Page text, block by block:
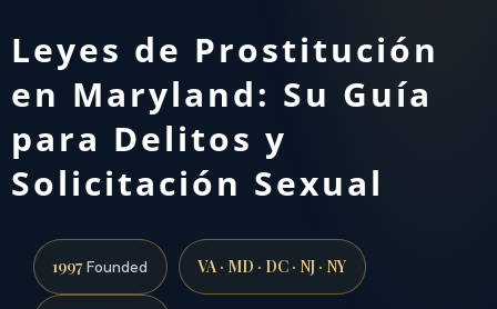
Leyes de Prostitución
en Maryland: Su Guía
para Delitos y
Solicitación Sexual
1997Founded VA · MD · DC · NJ · NY